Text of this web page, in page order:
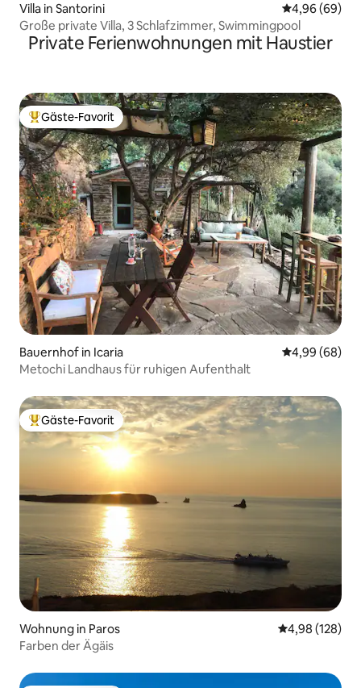
Villa in Santorini
4,96 (69)
Große private Villa, 3 Schlafzimmer, Swimmingpool
Private Ferienwohnungen mit Haustier
Beliebter Gäste-Favorit.
Gäste-Favorit
Bauernhof in Icaria
4,99 (68)
Metochi Landhaus für ruhigen Aufenthalt
Beliebter Gäste-Favorit.
Gäste-Favorit
Wohnung in Paros
4,98 (128)
Farben der Ägäis